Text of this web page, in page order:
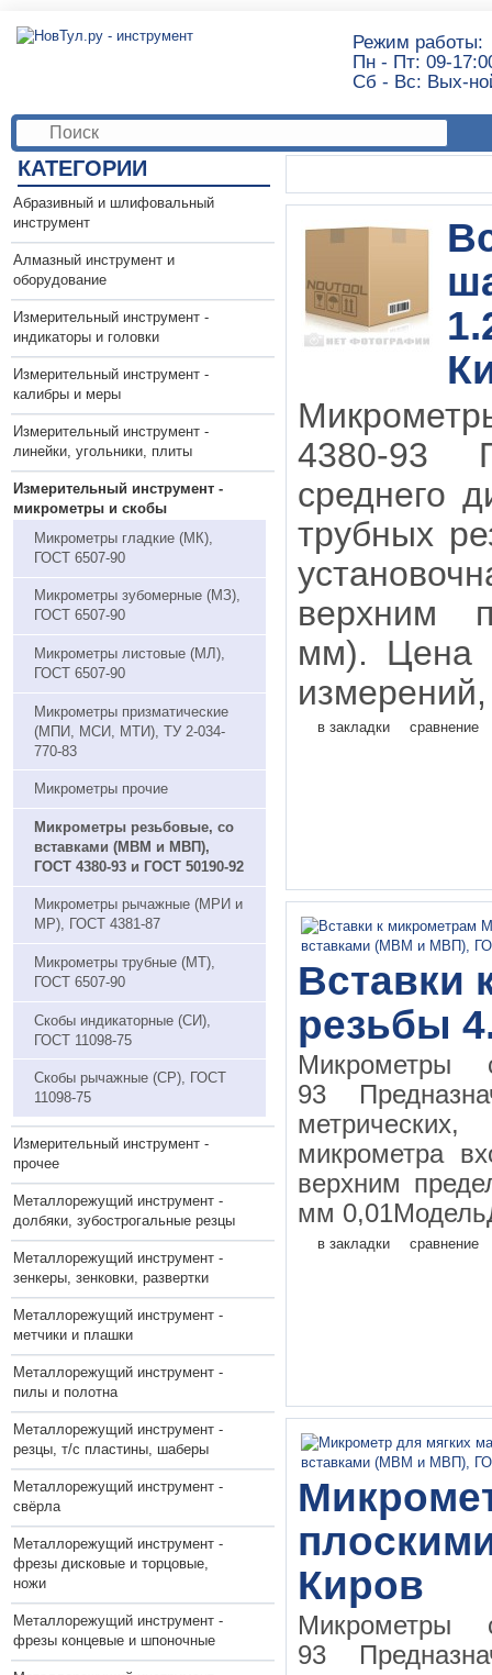
Режим работы:
Пн - Пт: 09-
Сб - Вс: Вых-
КАТЕГОРИИ
Абразивный и шлифовальный
инструмент
Алмазный инструмент и
оборудование
Измерительный инструмент -
индикаторы и головки
Измерительный инструмент -
калибры и меры
Измерительный инструмент -
линейки, угольники, плиты
Измерительный инструмент -
микрометры и скобы
Микрометры гладкие (МК),
ГОСТ 6507-90
Микрометры зубомерные (МЗ),
ГОСТ 6507-90
Микрометры листовые (МЛ),
ГОСТ 6507-90
Микрометры призматические
(МПИ, МСИ, МТИ), ТУ 2-034-
770-83
Микрометры прочие
Микрометры резьбовые, со
вставками (МВМ и МВП),
ГОСТ 4380-93 и ГОСТ 50190-92
Микрометры рычажные (МРИ и
МР), ГОСТ 4381-87
Микрометры трубные (МТ),
ГОСТ 6507-90
Скобы индикаторные (СИ),
ГОСТ 11098-75
Скобы рычажные (СР), ГОСТ
11098-75
Измерительный инструмент -
прочее
Металлорежущий инструмент -
долбяки, зубострогальные резцы
Металлорежущий инструмент -
зенкеры, зенковки, развертки
Металлорежущий инструмент -
метчики и плашки
Металлорежущий инструмент -
пилы и полотна
Металлорежущий инструмент -
резцы, т/с пластины, шаберы
Металлорежущий инструмент -
свёрла
Металлорежущий инструмент -
фрезы дисковые и торцовые,
ножи
Металлорежущий инструмент -
фрезы концевые и шпоночные
4380-93
среднего
трубных
верхним
мм). Цена
в закладки сравнение
Вставки
резьбы
93
микрометра
верхним
мм
в закладки сравнение
Киров
93